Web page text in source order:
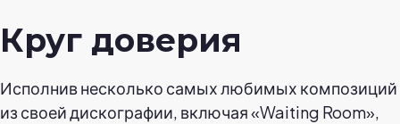
Круг доверия
Исполнив несколько самых любимых композиций
из своей дискографии, включая «Waiting Room»,